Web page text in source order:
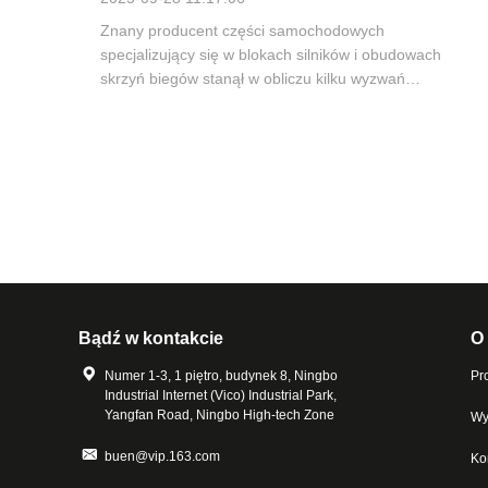
Znany producent części samochodowych
specjalizujący się w blokach silników i obudowach
skrzyń biegów stanął w obliczu kilku wyzwań
Bądź w kontakcie
Numer 1-3, 1 piętro, budynek 8, Ningbo
Industrial Internet (Vico) Industrial Park,
Yangfan Road, Ningbo High-tech Zone
buen@vip.163.com
O